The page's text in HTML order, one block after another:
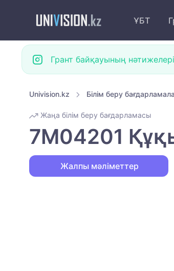
ҰБТ
Грант байқауының нәтижелері
Univision.kz Білім беру
Жаңа білім беру бағдарламасы
7M04201
Жалпы мәліметтер